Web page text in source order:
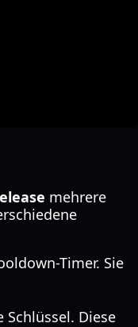
mehrere
Timer. Sie
Diese